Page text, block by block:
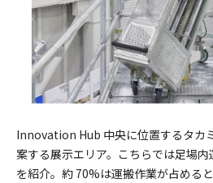
Innovation Hub 中央に位置するタカ
案する展示エリア。こちらでは足場内
を紹介。約 70%は運搬作業が占める